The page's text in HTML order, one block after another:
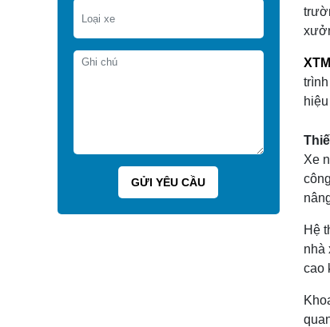
XTM
Xe
Hệ
nhà
cao